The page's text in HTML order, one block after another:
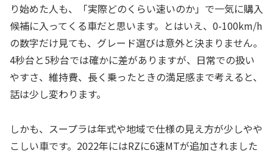
り始めた人も、「実際どのくらい速いのか」で一気に購入
候補に入ってくる車だと思います。とはいえ、0-100km/h
の数字だけ見ても、グレード選びは意外と決まりません。
4秒台と5秒台では確かに差がありますが、日常での扱い
やすさ、維持費、長く乗ったときの満足感まで考えると、
話は少し変わります。
しかも、スープラは年式や地域で仕様の見え方が少しやや
こしい車です。2022年にはRZに6速MTが追加されました